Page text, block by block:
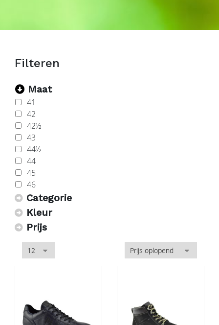
Maat
41
42
42½
43
44½
44
45
46
Categorie
Kleur
Prijs